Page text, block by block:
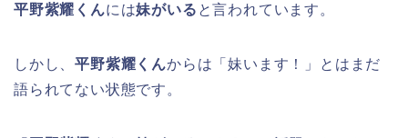
平野紫耀くんには妹がいる と言われています。
しかし、平野紫耀くんからは「妹います！」とはまだ
語られてない状態です。